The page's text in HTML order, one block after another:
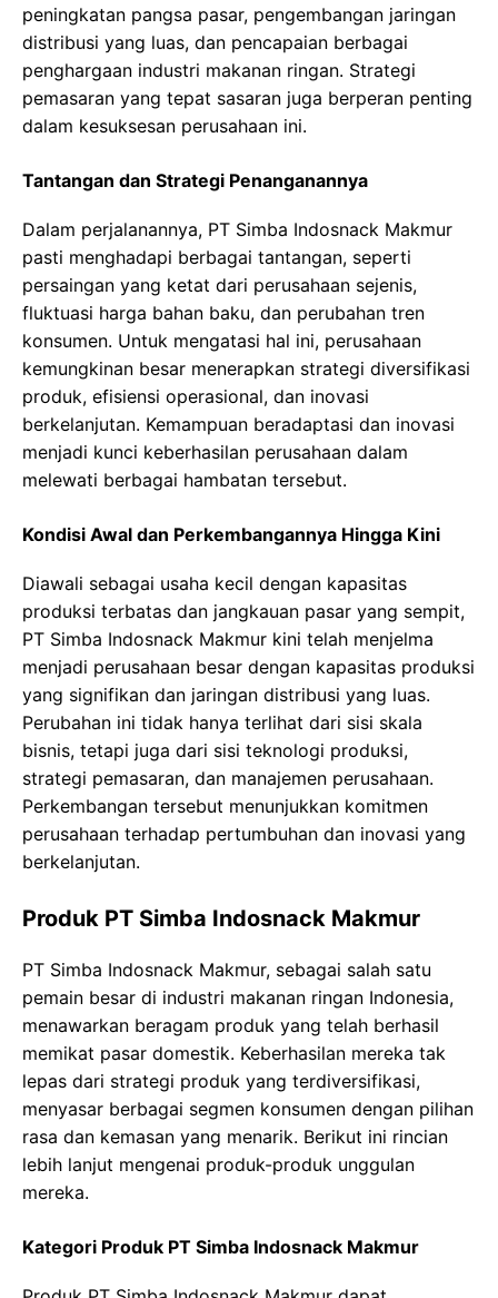
peningkatan pangsa pasar, pengembangan jaringan
distribusi yang luas, dan pencapaian berbagai
penghargaan industri makanan ringan. Strategi
pemasaran yang tepat sasaran juga berperan penting
dalam kesuksesan perusahaan ini.
Tantangan dan Strategi Penanganannya
Dalam perjalanannya, PT Simba Indosnack Makmur
pasti menghadapi berbagai tantangan, seperti
persaingan yang ketat dari perusahaan sejenis,
fluktuasi harga bahan baku, dan perubahan tren
konsumen. Untuk mengatasi hal ini, perusahaan
kemungkinan besar menerapkan strategi diversifikasi
produk, efisiensi operasional, dan inovasi
berkelanjutan. Kemampuan beradaptasi dan inovasi
menjadi kunci keberhasilan perusahaan dalam
melewati berbagai hambatan tersebut.
Kondisi Awal dan Perkembangannya Hingga Kini
Diawali sebagai usaha kecil dengan kapasitas
produksi terbatas dan jangkauan pasar yang sempit,
PT Simba Indosnack Makmur kini telah menjelma
menjadi perusahaan besar dengan kapasitas produksi
yang signifikan dan jaringan distribusi yang luas.
Perubahan ini tidak hanya terlihat dari sisi skala
bisnis, tetapi juga dari sisi teknologi produksi,
strategi pemasaran, dan manajemen perusahaan.
Perkembangan tersebut menunjukkan komitmen
perusahaan terhadap pertumbuhan dan inovasi yang
berkelanjutan.
Produk PT Simba Indosnack Makmur
PT Simba Indosnack Makmur, sebagai salah satu
pemain besar di industri makanan ringan Indonesia,
menawarkan beragam produk yang telah berhasil
memikat pasar domestik. Keberhasilan mereka tak
lepas dari strategi produk yang terdiversifikasi,
menyasar berbagai segmen konsumen dengan pilihan
rasa dan kemasan yang menarik. Berikut ini rincian
lebih lanjut mengenai produk-produk unggulan
mereka.
Kategori Produk PT Simba Indosnack Makmur